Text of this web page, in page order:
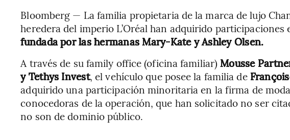
Bloomberg — La familia propietaria de la marca de lujo
heredera del imperio L’Oréal han adquirido
fundada por las hermanas Mary-Kate y Ashley Olsen.
A través de su family office (oficina familiar)Mousse
y Tethys Invest, el vehículo que posee la familia de
adquirido una participación minoritaria en la firma de
conocedoras de la operación, que han solicitado no ser
no son de dominio público.